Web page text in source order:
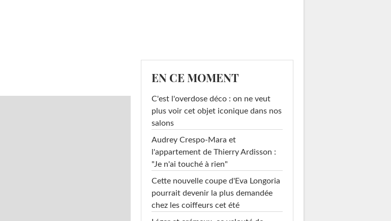
EN CE MOMENT
C'est l'overdose déco : on ne veut
plus voir cet objet iconique dans nos
salons
Audrey Crespo-Mara et
l'appartement de Thierry Ardisson :
"Je n'ai touché à rien"
Cette nouvelle coupe d'Eva Longoria
pourrait devenir la plus demandée
chez les coiffeurs cet été